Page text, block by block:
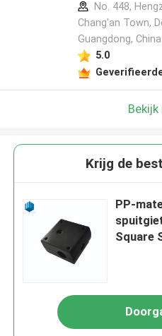
No. 448,
Chang'an Town,
Guangdong,
5.0
Krijg de
PP-
Square